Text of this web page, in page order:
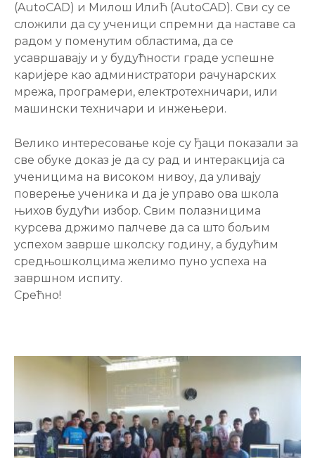
(AutoCAD) и Милош Илић (AutoCAD). Сви су се
сложили да су ученици спремни да наставе са
радом у поменутим областима, да се
усавршавају и у будућности граде успешне
каријере као администратори рачунарских
мрежа, програмери, електротехничари, или
машински техничари и инжењери.
Велико интересовање које су ђаци показали за
све обуке доказ је да су рад и интеракција са
ученицима на високом нивоу, да уливају
поверење ученика и да је управо ова школа
њихов будући избор. Свим полазницима
курсева држимо палчеве да са што бољим
успехом заврше школску годину, а будућим
средњошколцима желимо пуно успеха на
завршном испиту.
Срећно!